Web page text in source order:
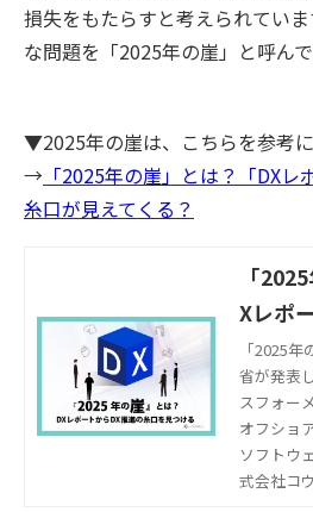
損失をもたらすと考えられてい
な問題を「2025年の崖」と呼んで
▼2025年の崖は、こちらを参考に
→ 「2025年の崖」とは？「DX
糸口が見えてくる？
「
Xレポ
糸口
「2025
省が発表
スフォー
は、多く
もたらし
と3年。い
オフショ
ソフトウ
式会社コ